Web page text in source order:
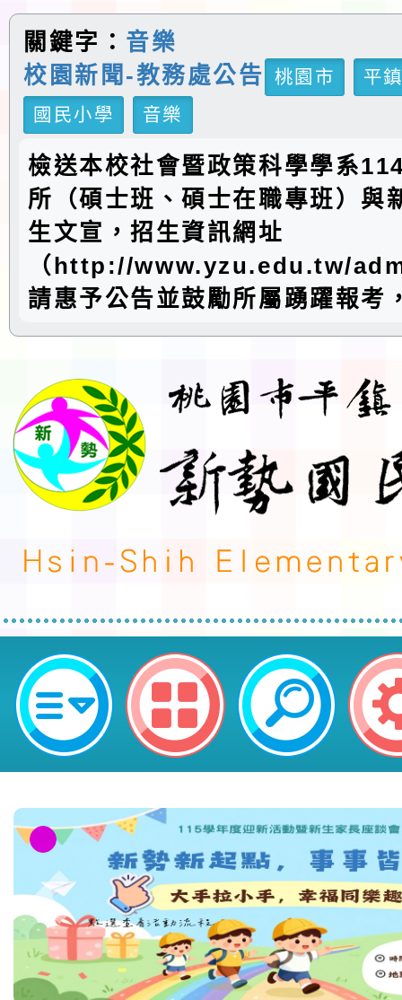
關鍵字： 音樂
校園新聞-教務處公告
桃園市
平
國民小學
音樂
檢送本校社會暨政策科學學系
所（碩士班、碩士在職專班）與
生文宣，招生資訊網址
（http://www.yzu.edu.tw/
請惠予公告並鼓勵所屬踴躍報考
元智大學 社會暨政策科學學系114
（碩士班、碩士在職專班）與新住
市平鎮區新勢國民小學